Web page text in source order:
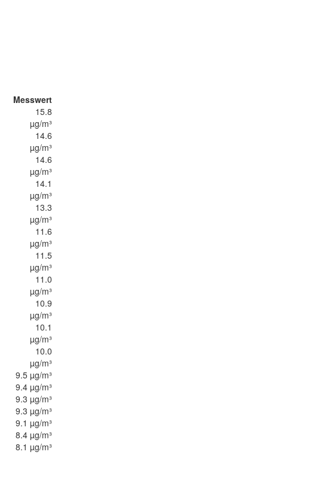
Messwert
15.8
µg/m³
14.6
µg/m³
14.6
µg/m³
14.1
µg/m³
13.3
µg/m³
11.6
µg/m³
11.5
µg/m³
11.0
µg/m³
10.9
µg/m³
10.1
µg/m³
10.0
µg/m³
9.5 µg/m³
9.4 µg/m³
9.3 µg/m³
9.3 µg/m³
9.1 µg/m³
8.4 µg/m³
8.1 µg/m³